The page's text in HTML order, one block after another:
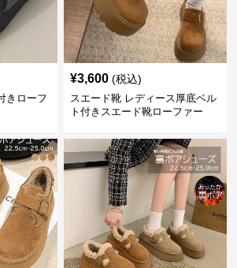
きローフ
¥3,600 (税込)
スエード靴 レディース厚底ベル
ト付きスエード靴ローファー